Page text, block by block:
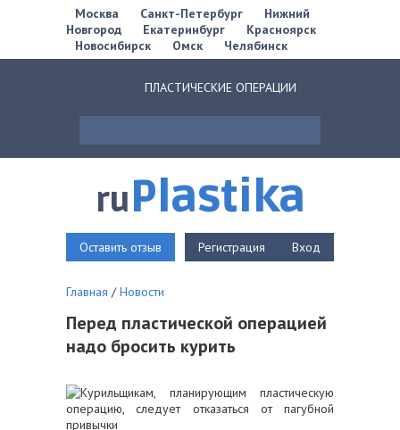
Москва Санкт-Петербург
Нижний
Новгород
Екатеринбург
Красноярск
Новосибирск
Омск Челябинск
ПЛАСТИЧЕСКИЕ ОПЕРАЦИИ
ruPlastika
Оставить отзыв Регистрация Вход
Главная / Новости
Перед пластической операцией
надо бросить курить